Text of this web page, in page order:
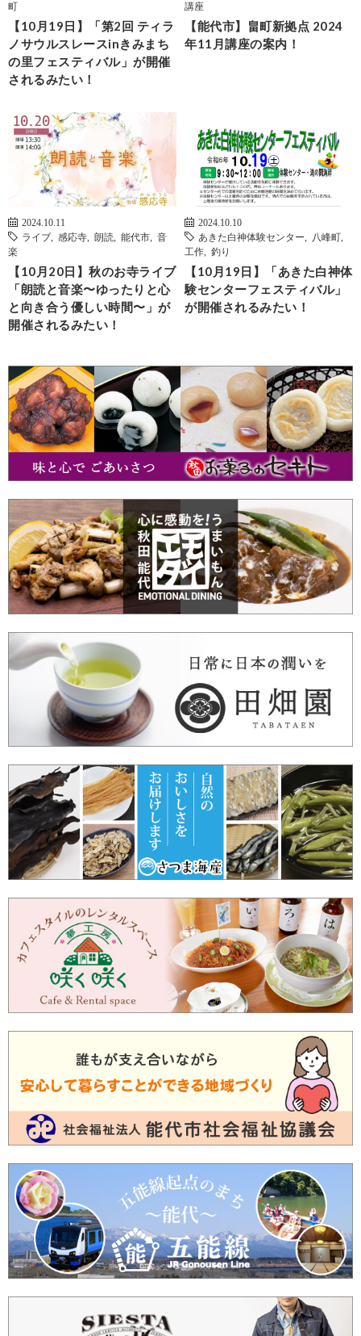
町
【10月19日】「第2回 ティラ
ノサウルスレースinきみまち
の里フェスティバル」が開催
されるみたい！
講座
【能代市】畠町新拠点 2024
年11月講座の案内！
2024.10.11
ライブ
感応寺 朗読 能代市
音
楽
【10月20日】秋のお寺ライブ
「朗読と音楽〜ゆったりと心
と向き合う優しい時間〜」が
開催されるみたい！
2024.10.10
あきた白神体験センター
八峰町
工作
釣り
【10月19日】「あきた白神体
験センターフェスティバル」
が開催されるみたい！